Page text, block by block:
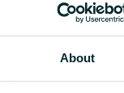
About
blander det
og
utseende